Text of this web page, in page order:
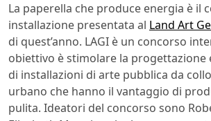
La paperella che produce energia è il
installazione presentata al Land Art
di quest’anno. LAGI è un concorso
obiettivo è stimolare la progettazione
di installazioni di arte pubblica da
urbano che hanno il vantaggio di
pulita. Ideatori del concorso sono